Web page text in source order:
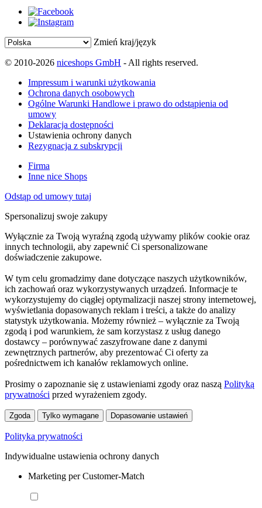
Zmień kraj/język
© 2010-2026 niceshops GmbH - All rights reserved.
Impressum i warunki użytkowania
Ochrona danych osobowych
Ogólne Warunki Handlowe i prawo do odstąpienia od
umowy
Deklaracja dostępności
Ustawienia ochrony danych
Rezygnacja z subskrypcji
Firma
Inne nice Shops
Odstąp od umowy tutaj
Spersonalizuj swoje zakupy
Wyłącznie za Twoją wyraźną zgodą używamy plików cookie oraz
innych technologii, aby zapewnić Ci spersonalizowane
doświadczenie zakupowe.
W tym celu gromadzimy dane dotyczące naszych użytkowników,
ich zachowań oraz wykorzystywanych urządzeń. Informacje te
wykorzystujemy do ciągłej optymalizacji naszej strony internetowej,
wyświetlania dopasowanych reklam i treści, a także do analizy
statystyk użytkowania. Możemy również – wyłącznie za Twoją
zgodą i pod warunkiem, że sam korzystasz z usług danego
dostawcy – porównywać zaszyfrowane dane z danymi
zewnętrznych partnerów, aby prezentować Ci oferty za
pośrednictwem ich kanałów reklamowych online.
Prosimy o zapoznanie się z ustawieniami zgody oraz naszą Polityką
prywatności przed wyrażeniem zgody.
Zgoda Tylko wymagane Dopasowanie ustawień
Polityka prywatności
Indywidualne ustawienia ochrony danych
Marketing per Customer-Match